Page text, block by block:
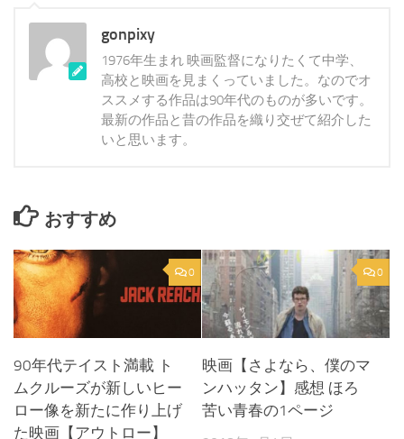
gonpixy
1976年生まれ 映画監督になりたくて中学、
高校と映画を見まくっていました。なのでオ
ススメする作品は90年代のものが多いです。
最新の作品と昔の作品を織り交ぜて紹介した
いと思います。
おすすめ
0
90年代テイスト満載 ト
ムクルーズが新しいヒー
ロー像を新たに作り上げ
た映画【アウトロー】
0
映画【さよなら、僕のマ
ンハッタン】感想 ほろ
苦い青春の1ページ